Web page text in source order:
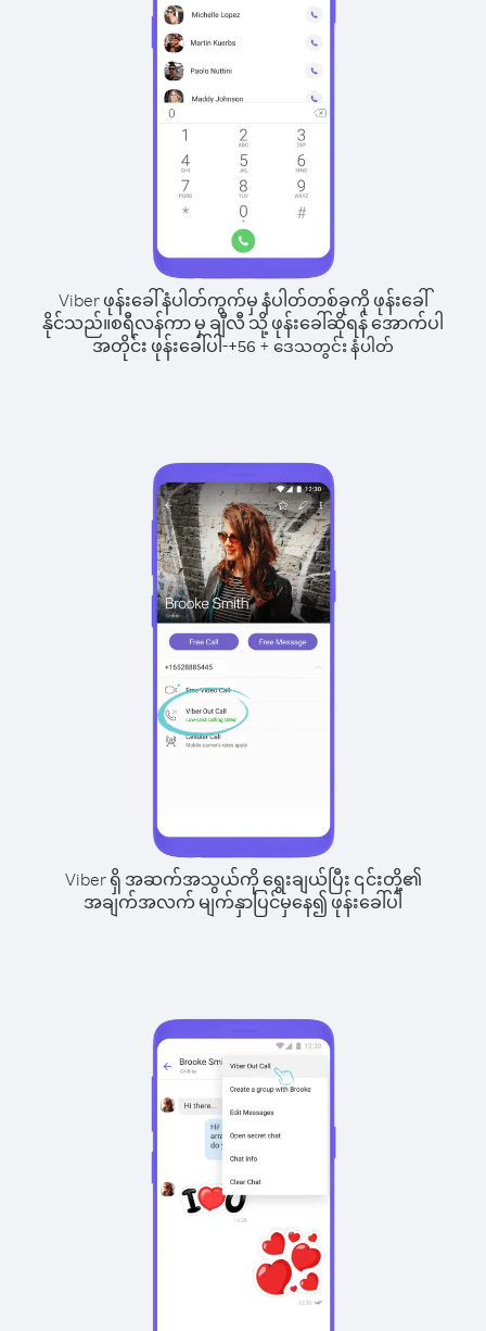
Viber ဖုန်းခေါ်နံပါတ်ကွက်မှ နံပါတ်တစ်ခုကို ဖုန်းခေါ်
နိုင်သည်။စရီလန်ကာ မှ ချီလီ သို့ ဖုန်းခေါ်ဆိုရန် အောက်ပါ
အတိုင်း ဖုန်းခေါ်ပါ-+56 + ဒေသတွင်း နံပါတ်
Viber ရှိ အဆက်အသွယ်ကို ရွေးချယ်ပြီး ၎င်းတို့၏
အချက်အလက် မျက်နှာပြင်မှနေ၍ ဖုန်းခေါ်ပါ